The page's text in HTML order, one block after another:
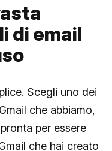
di email
Scegli uno dei
che abbiamo,
per essere
che hai creato